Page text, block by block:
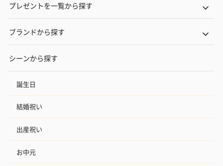
プレゼントを一覧から探す
ブランドから探す
シーンから探す
誕生日
結婚祝い
出産祝い
お中元